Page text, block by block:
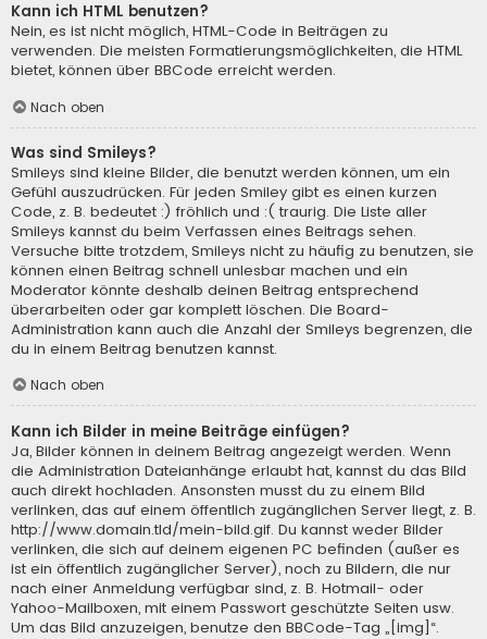
Kann ich HTML benutzen?
Nein, es ist nicht möglich, HTML-Code in Beiträgen zu
verwenden. Die meisten Formatierungsmöglichkeiten, die HTML
bietet, können über BBCode erreicht werden.
Nach oben
Was sind Smileys?
Smileys sind kleine Bilder, die benutzt werden können, um ein
Gefühl auszudrücken. Für jeden Smiley gibt es einen kurzen
Code, z. B. bedeutet :) fröhlich und :( traurig. Die Liste aller
Smileys kannst du beim Verfassen eines Beitrags sehen.
Versuche bitte trotzdem, Smileys nicht zu häufig zu benutzen, sie
können einen Beitrag schnell unlesbar machen und ein
Moderator könnte deshalb deinen Beitrag entsprechend
überarbeiten oder gar komplett löschen. Die Board-
Administration kann auch die Anzahl der Smileys begrenzen, die
du in einem Beitrag benutzen kannst.
Nach oben
Kann ich Bilder in meine Beiträge einfügen?
Ja, Bilder können in deinem Beitrag angezeigt werden. Wenn
die Administration Dateianhänge erlaubt hat, kannst du das Bild
auch direkt hochladen. Ansonsten musst du zu einem Bild
verlinken, das auf einem öffentlich zugänglichen Server liegt, z. B.
http://www.domain.tld/mein-bild.gif. Du kannst weder Bilder
verlinken, die sich auf deinem eigenen PC befinden (außer es
ist ein öffentlich zugänglicher Server), noch zu Bildern, die nur
nach einer Anmeldung verfügbar sind, z. B. Hotmail- oder
Yahoo-Mailboxen, mit einem Passwort geschützte Seiten usw.
Um das Bild anzuzeigen, benutze den BBCode-Tag „[img]“.